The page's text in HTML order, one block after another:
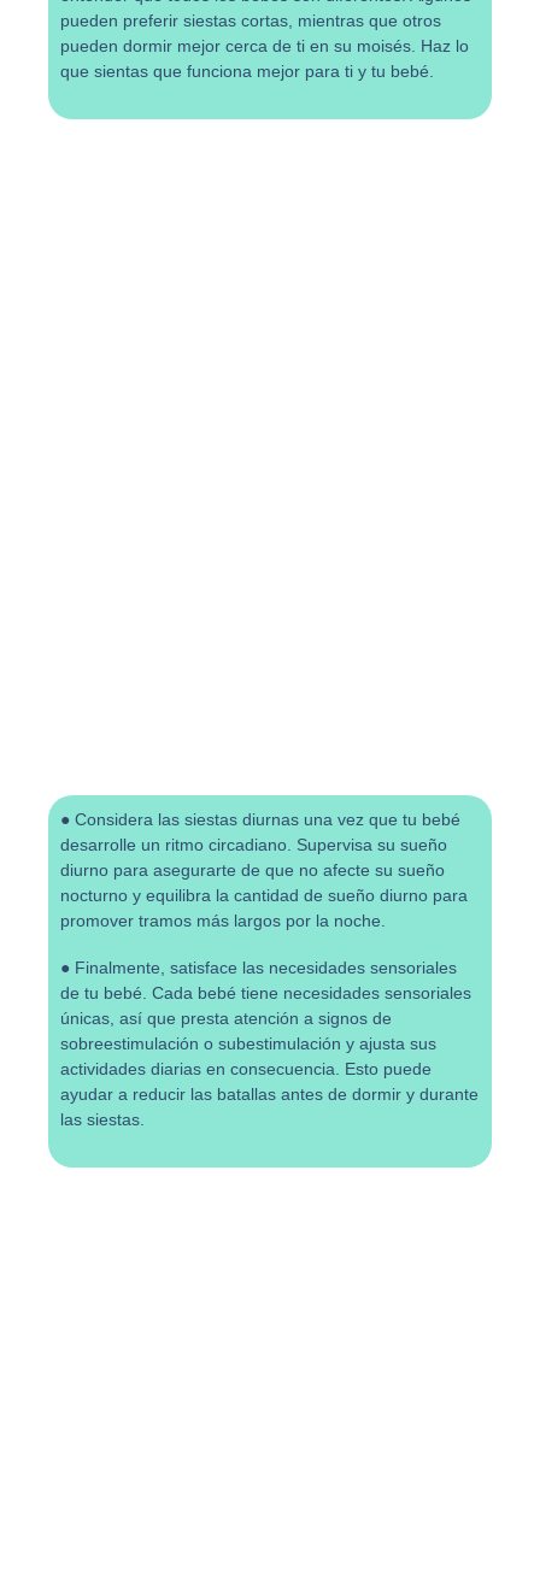
pueden preferir siestas cortas, mientras que otros
pueden dormir mejor cerca de ti en su moisés. Haz lo
que sientas que funciona mejor para ti y tu bebé.
● Considera las siestas diurnas una vez que tu bebé
desarrolle un ritmo circadiano. Supervisa su sueño
diurno para asegurarte de que no afecte su sueño
nocturno y equilibra la cantidad de sueño diurno para
promover tramos más largos por la noche.
● Finalmente, satisface las necesidades sensoriales
de tu bebé. Cada bebé tiene necesidades sensoriales
únicas, así que presta atención a signos de
sobreestimulación o subestimulación y ajusta sus
actividades diarias en consecuencia. Esto puede
ayudar a reducir las batallas antes de dormir y durante
las siestas.